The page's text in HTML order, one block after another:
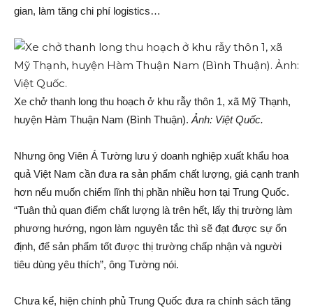
gian, làm tăng chi phí logistics…
Xe chở thanh long thu hoạch ở khu rẫy thôn 1, xã Mỹ Thạnh,
huyện Hàm Thuận Nam (Bình Thuận). Ảnh: Việt Quốc.
Nhưng ông Viên Á Tường lưu ý doanh nghiệp xuất khẩu hoa
quả Việt Nam cần đưa ra sản phẩm chất lượng, giá cạnh tranh
hơn nếu muốn chiếm lĩnh thị phần nhiều hơn tại Trung Quốc.
“Tuân thủ quan điểm chất lượng là trên hết, lấy thị trường làm
phương hướng, ngon làm nguyên tắc thì sẽ đạt được sự ổn
định, để sản phẩm tốt được thị trường chấp nhận và người
tiêu dùng yêu thích”, ông Tường nói.
Chưa kể, hiện chính phủ Trung Quốc đưa ra chính sách tăng